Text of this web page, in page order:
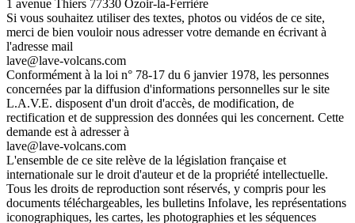
1 avenue Thiers 77330 Ozoir-la-Ferrière
Si vous souhaitez utiliser des textes, photos ou vidéos de ce site,
merci de bien vouloir nous adresser votre demande en écrivant à
l'adresse mail
lave@lave-volcans.com
Conformément à la loi n° 78-17 du 6 janvier 1978, les personnes
concernées par la diffusion d'informations personnelles sur le site
L.A.V.E. disposent d'un droit d'accès, de modification, de
rectification et de suppression des données qui les concernent. Cette
demande est à adresser à
lave@lave-volcans.com
L'ensemble de ce site relève de la législation française et
internationale sur le droit d'auteur et de la propriété intellectuelle.
Tous les droits de reproduction sont réservés, y compris pour les
documents téléchargeables, les bulletins Infolave, les représentations
iconographiques, les cartes, les photographies et les séquences